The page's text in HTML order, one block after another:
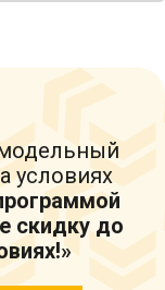
условиях
скидку до